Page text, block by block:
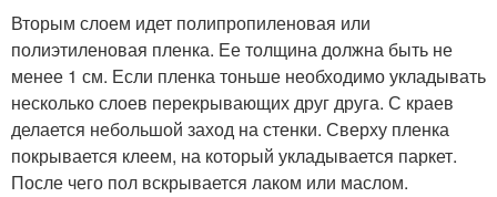
Вторым слоем идет полипропиленовая или
полиэтиленовая пленка. Ее толщина должна быть не
менее 1 см. Если пленка тоньше необходимо укладывать
несколько слоев перекрывающих друг друга. С краев
делается небольшой заход на стенки. Сверху пленка
покрывается клеем, на который укладывается паркет.
После чего пол вскрывается лаком или маслом.